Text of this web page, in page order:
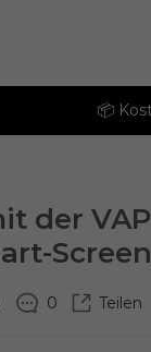
📦
der
0 Teilen